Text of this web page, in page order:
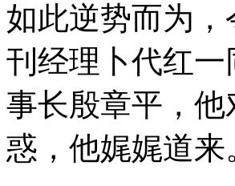
如此逆势而为
刊经理卜代红
事长殷章平，
惑，他娓娓道来